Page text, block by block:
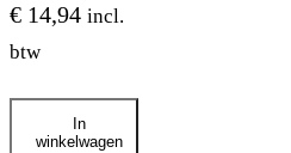
€ 14,94 incl.
btw
Standaard
In
winkelwagen